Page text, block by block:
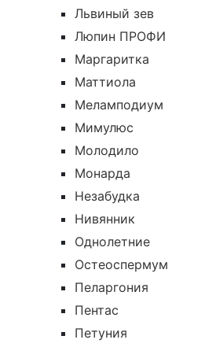
Львиный зев
Люпин ПРОФИ
Маргаритка
Маттиола
Меламподиум
Мимулюс
Молодило
Монарда
Незабудка
Нивянник
Однолетние
Остеоспермум
Пеларгония
Пентас
Петуния